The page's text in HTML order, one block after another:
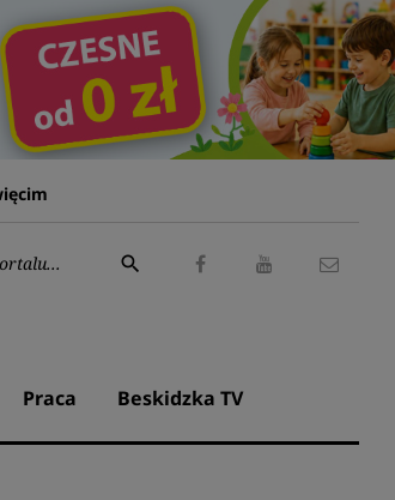
Wyszukaj:
search
Praca Beskidzka TV